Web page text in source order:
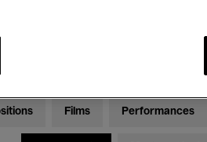
Films Performances